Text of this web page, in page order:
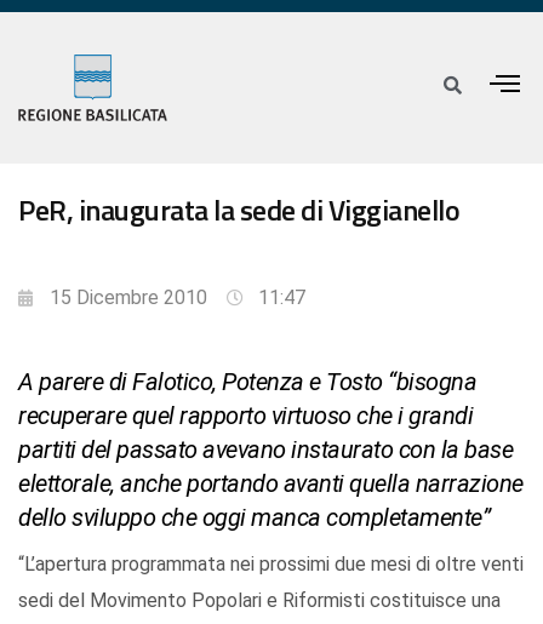
PeR, inaugurata la sede di Viggianello
15 Dicembre 2010 11:47
A parere di Falotico, Potenza e Tosto “bisogna
recuperare quel rapporto virtuoso che i grandi
partiti del passato avevano instaurato con la base
elettorale, anche portando avanti quella narrazione
dello sviluppo che oggi manca completamente”
“L’apertura programmata nei prossimi due mesi di oltre venti
sedi del Movimento Popolari e Riformisti costituisce una